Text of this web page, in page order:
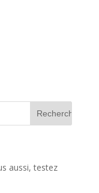
aussi, testez